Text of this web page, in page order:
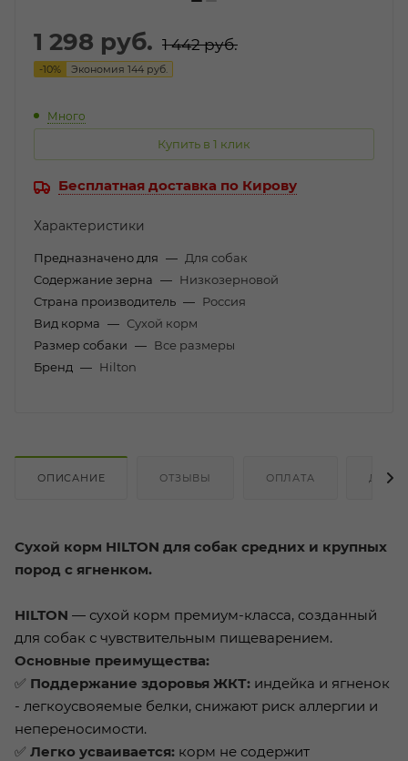
1 298 руб. 1 442руб.
-10% Экономия 144 руб.
Много
Купить в 1 клик
Бесплатная доставка по Кирову
Характеристики
Предназначено для — Для собак
Содержание зерна — Низкозерновой
Страна производитель — Россия
Вид корма — Сухой корм
Размер собаки — Все размеры
Бренд — Hilton
ОПИСАНИЕ ОТЗЫВЫ ОПЛАТА
Сухой корм HILTON для собак средних и крупных
пород с ягненком.
HILTON — сухой корм премиум-класса, созданный
для собак с чувствительным пищеварением.
Основные преимущества:
✅ Поддержание здоровья ЖКТ: индейка и ягненок
- легкоусвояемые белки, снижают риск аллергии и
непереносимости.
✅ Легко усваивается: корм не содержит